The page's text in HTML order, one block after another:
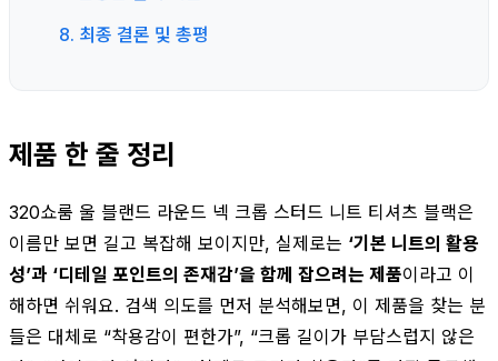
8. 최종 결론 및 총평
제품 한 줄 정리
320쇼룸 울 블랜드 라운드 넥 크롭 스터드 니트 티셔츠 블랙은
이름만 보면 길고 복잡해 보이지만, 실제로는 ‘기본 니트의 활용
성’과 ‘디테일 포인트의 존재감’을 함께 잡으려는 제품이라고 이
해하면 쉬워요. 검색 의도를 먼저 분석해보면, 이 제품을 찾는 분
들은 대체로 “착용감이 편한가”, “크롭 길이가 부담스럽지 않은